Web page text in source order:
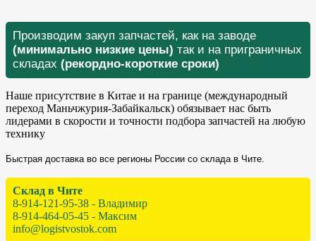
Производим закуп запчастей, как на заводе
(минимально низкие цены) так и на приграничных
складах (рекордно-короткие сроки)
Наше присутствие в Китае и на границе (международный
переход Маньчжурия-Забайкальск) обязывает нас быть
лидерами в скорости и точности подбора запчастей на любую
технику
Быстрая доставка во все регионы России со склада в Чите.
Склад в Чите
8-914-121-95-38 - Владимир
8-914-464-05-45 - Максим
info@logistvostok.com